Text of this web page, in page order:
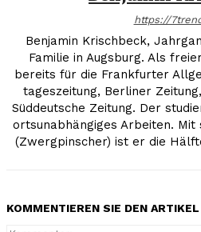
https://
Benjamin Krischbeck,
Familie in Augsburg. Als
bereits für die Frankfurter
tageszeitung, Berliner
Süddeutsche Zeitung. Der
ortsunabhängiges Arbeiten. Mit
(Zwergpinscher) ist er die
KOMMENTIEREN SIE DEN ARTIKEL